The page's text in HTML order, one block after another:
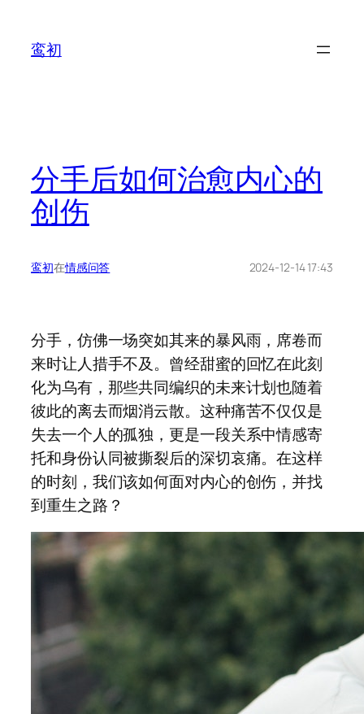
鸾初
分手后如何治愈内心的
创伤
鸾初在情感问答 2024-12-14 17:43
分手，仿佛一场突如其来的暴风雨，席卷而
来时让人措手不及。曾经甜蜜的回忆在此刻
化为乌有，那些共同编织的未来计划也随着
彼此的离去而烟消云散。这种痛苦不仅仅是
失去一个人的孤独，更是一段关系中情感寄
托和身份认同被撕裂后的深切哀痛。在这样
的时刻，我们该如何面对内心的创伤，并找
到重生之路？